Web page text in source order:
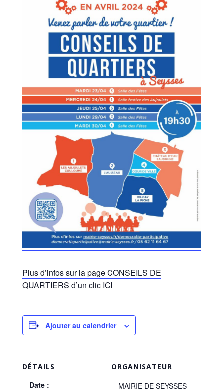
Plus d’infos sur la page CONSEILS DE
QUARTIERS d’un clic ICI
Ajouter au calendrier
DÉTAILS
Date :
ORGANISATEUR
MAIRIE DE SEYSSES